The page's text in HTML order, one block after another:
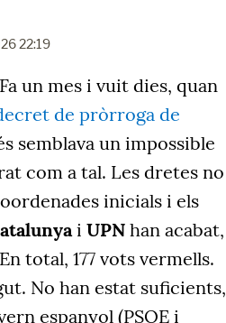
22:19
un mes i vuit dies, quan
de pròrroga de
semblava un impossible
com a tal. Les dretes no
inicials i els
i UPN han acabat,
total, 177 vots vermells.
No han estat suficients,
espanyol (PSOE i